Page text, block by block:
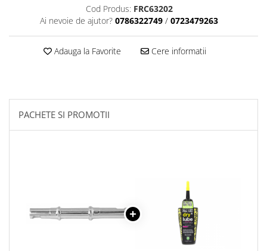
Antifurt bicicleta
Cosuri bicicleta
Pompa bicicleta
Claxon bicicleta
Bidoane si suporti bicicleta
Aparatori noroi bicicleta
Suport bicicleta
Cod Produs: FRC63202
Ai nevoie de ajutor? 0786322749 / 0723479263
Adauga la Favorite Cere informatii
PACHETE SI PROMOTII